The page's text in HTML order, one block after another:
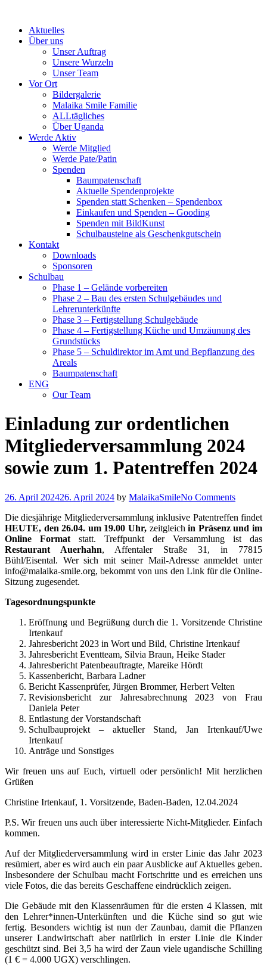
contentAktuelles
Über uns
Unser Auftrag
Unsere Wurzeln
Unser Team
Vor Ort
Bildergalerie
Malaika Smile Familie
ALLtägliches
Über Uganda
Werde Aktiv
Werde Mitglied
Werde Pate/Patin
Spenden
Baumpatenschaft
Aktuelle Spendenprojekte
Spenden statt Schenken – Spendenbox
Einkaufen und Spenden – Gooding
Spenden mit BildKunst
Schulbausteine als Geschenkgutschein
Kontakt
Downloads
Sponsoren
Schulbau
Phase 1 – Gelände vorbereiten
Phase 2 – Bau des ersten Schulgebäudes und
Lehrerunterkünfte
Phase 3 – Fertigstellung Schulgebäude
Phase 4 – Fertigstellung Küche und Umzäunung des
Grundstücks
Phase 5 – Schuldirektor im Amt und Bepflanzung des
Areals
Baumpatenschaft
ENG
Our Team
Einladung zur ordentlichen
Mitgliederversammlung 2024
sowie zum 1. Patentreffen 2024
26. April 202426. April 2024 by MalaikaSmileNo Comments
Die diesjährige Mitgliederversammlung inklusive Patentreffen findet
HEUTE, den 26.04. um 19.00 Uhr, zeitgleichin Präsenz und im
Online Format statt. Treffpunkt der Versammlung ist das
Restaurant Auerhahn, Affentaler Straße 31, in 77815
Bühl/Eisental. Wer sich mit seiner Mail-Adresse anmeldet unter
info@malaika-smile.org, bekommt von uns den Link für die Online-
Sitzung zugesendet.
Tagesordnungspunkte
Eröffnung und Begrüßung durch die 1. Vorsitzende Christine
Irtenkauf
Jahresbericht 2023 in Wort und Bild, Christine Irtenkauf
Jahresbericht Eventteam, Silvia Braun, Heike Stader
Jahresbericht Patenbeauftragte, Mareike Hördt
Kassenbericht, Barbara Ladner
Bericht Kassenprüfer, Jürgen Brommer, Herbert Velten
Revisionsbericht zur Jahresabrechnung 2023 von Frau
Daniela Peter
Entlastung der Vorstandschaft
Schulbauprojekt – aktueller Stand, Jan Irtenkauf/Uwe
Irtenkauf
Anträge und Sonstiges
Wir freuen uns auf Euch, virtuell oder persönlich! Mit herzlichen
Grüßen
Christine Irtenkauf, 1. Vorsitzende, Baden-Baden, 12.04.2024
P.S. Wir freuen uns auch über interessierte Nicht-Mitglieder. Einfach
kommen.
Auf der Mitgliederversammlung wird in erster Linie das Jahr 2023
resümiert, aber es wird auch ein paar Ausblicke auf Aktuelles geben.
Insbesondere der Schulbau macht Fortschritte und es erreichen uns
viele Fotos, die das bereits Geschaffene eindrücklich zeigen.
Die Gebäude mit den Klassenräumen für die ersten 4 Klassen, mit
den Lehrer*innen-Unterkünften und die Küche sind so gut wie
fertig. Besonders wichtig ist nun der Zaunbau, damit die Pflanzen
unserer Landwirtschaft aber natürlich in erster Linie die Kinder
geschützt sind. Bei 3,5 ha wird der Zaun viele ugandische Schilling
(1 € = 4.000 UGX) verschlingen.